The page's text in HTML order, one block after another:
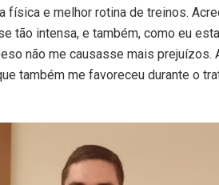
física e melhor rotina de treinos.
tão intensa, e também, como eu
não me causasse mais prejuízos.
também me favoreceu durante o